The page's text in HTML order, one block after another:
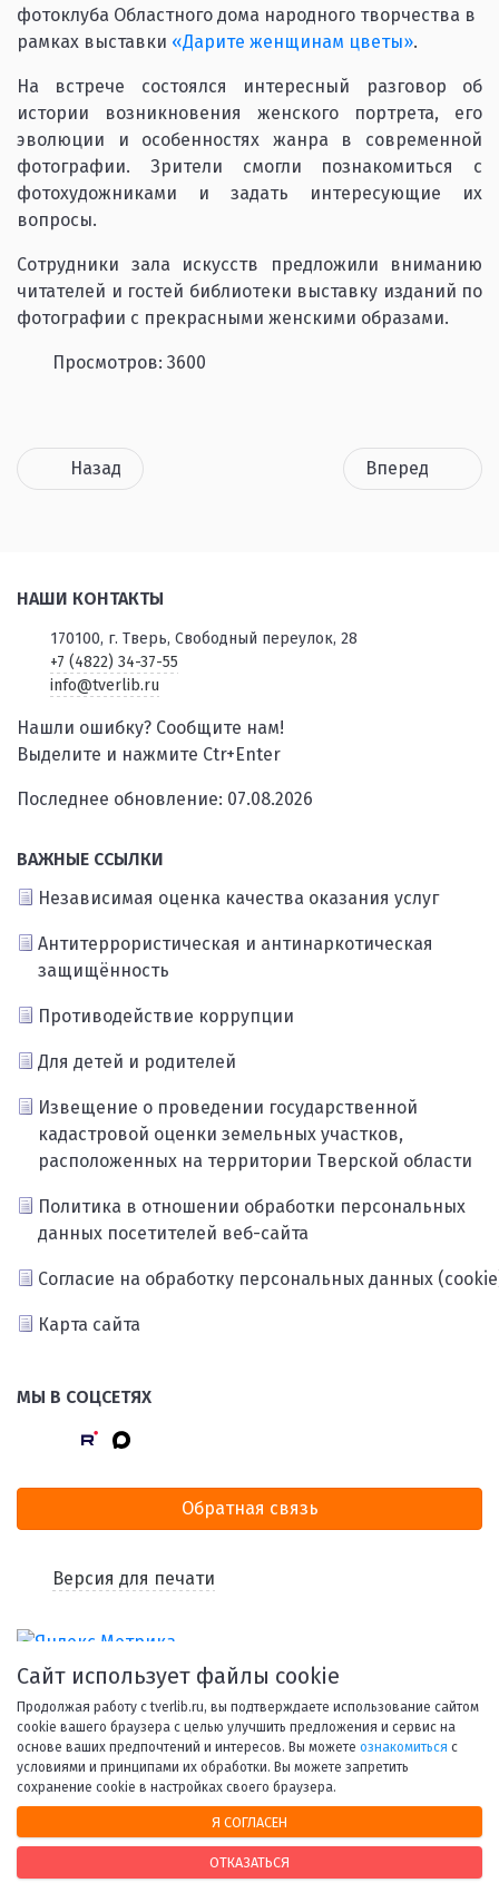
фотоклуба Областного дома народного творчества в
рамках выставки «Дарите женщинам цветы».
На встрече состоялся интересный разговор об
истории возникновения женского портрета, его
эволюции и особенностях жанра в современной
фотографии. Зрители смогли познакомиться с
фотохудожниками и задать интересующие их
вопросы.
Сотрудники зала искусств предложили вниманию
читателей и гостей библиотеки выставку изданий по
фотографии с прекрасными женскими образами.
Просмотров: 3600
Назад Вперед
НАШИ КОНТАКТЫ
170100, г. Тверь, Свободный переулок, 28
+7 (4822) 34-37-55
info@tverlib.ru
Нашли ошибку? Сообщите нам!
Выделите и нажмите Ctr+Enter
Последнее обновление: 07.08.2026
ВАЖНЫЕ ССЫЛКИ
Независимая оценка качества оказания услуг
Антитеррористическая и антинаркотическая
защищённость
Противодействие коррупции
Для детей и родителей
Извещение о проведении государственной
кадастровой оценки земельных участков,
расположенных на территории Тверской области
Политика в отношении обработки персональных
данных посетителей веб-сайта
Согласие на обработку персональных данных
Карта сайта
МЫ В СОЦСЕТЯХ
Обратная связь
Версия для печати
© 1998-2026 Тверская областная библиотека им. А. М.
Горького.
При использовании материалов сайта ссылка на
Сайт использует файлы cookie
Продолжая работу с tverlib.ru, вы подтверждаете использование сайтом
cookie вашего браузера с целью улучшить предложения и сервис на
основе ваших предпочтений и интересов. Вы можете ознакомиться с
условиями и принципами их обработки. Вы можете запретить
сохранение cookie в настройках своего браузера.
Я СОГЛАСЕН
ОТКАЗАТЬСЯ